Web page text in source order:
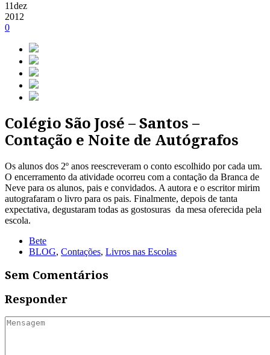
11dez
2012
0
Colégio São José – Santos –
Contação e Noite de Autógrafos
Os alunos dos 2º anos reescreveram o conto escolhido por cada um.
O encerramento da atividade ocorreu com a contação da Branca de
Neve para os alunos, pais e convidados. A autora e o escritor mirim
autografaram o livro para os pais. Finalmente, depois de tanta
expectativa, degustaram todas as gostosuras da mesa oferecida pela
escola.
Bete
BLOG, Contações, Livros nas Escolas
Sem Comentários
Responder